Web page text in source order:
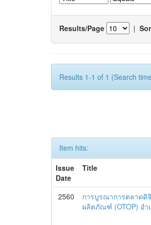
Results/Page |
Results 1-1 of 1 (Search
Item hits:
Issue
Date
Title
2560
การบูรณาการตลาดดิ
ผลิตภัณฑ์ (OTOP) อำ